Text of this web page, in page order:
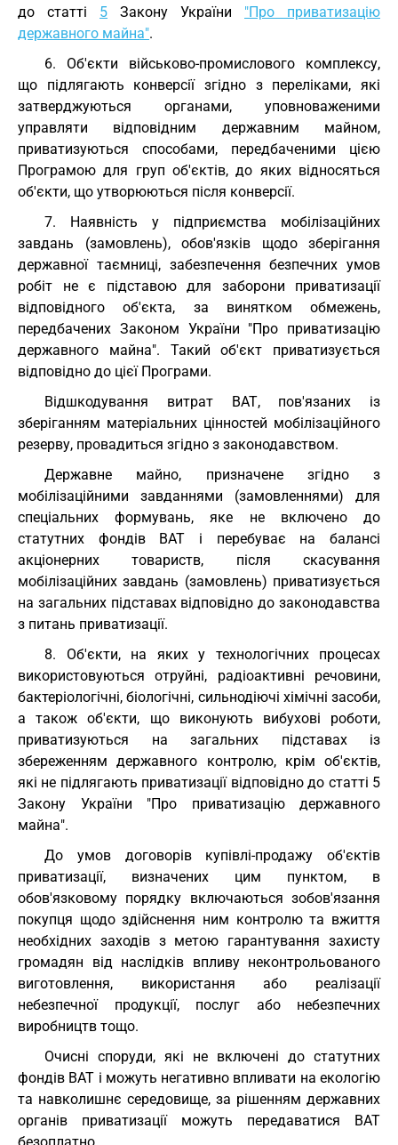
до статті 5 Закону України "Про приватизацію
державного майна".
6. Об'єкти військово-промислового комплексу,
що підлягають конверсії згідно з переліками, які
затверджуються органами, уповноваженими
управляти відповідним державним майном,
приватизуються способами, передбаченими цією
Програмою для груп об'єктів, до яких відносяться
об'єкти, що утворюються після конверсії.
7. Наявність у підприємства мобілізаційних
завдань (замовлень), обов'язків щодо зберігання
державної таємниці, забезпечення безпечних умов
робіт не є підставою для заборони приватизації
відповідного об'єкта, за винятком обмежень,
передбачених Законом України "Про приватизацію
державного майна". Такий об'єкт приватизується
відповідно до цієї Програми.
Відшкодування витрат ВАТ, пов'язаних із
зберіганням матеріальних цінностей мобілізаційного
резерву, провадиться згідно з законодавством.
Державне майно, призначене згідно з
мобілізаційними завданнями (замовленнями) для
спеціальних формувань, яке не включено до
статутних фондів ВАТ і перебуває на балансі
акціонерних товариств, після скасування
мобілізаційних завдань (замовлень) приватизується
на загальних підставах відповідно до законодавства
з питань приватизації.
8. Об'єкти, на яких у технологічних процесах
використовуються отруйні, радіоактивні речовини,
бактеріологічні, біологічні, сильнодіючі хімічні засоби,
а також об'єкти, що виконують вибухові роботи,
приватизуються на загальних підставах із
збереженням державного контролю, крім об'єктів,
які не підлягають приватизації відповідно до статті 5
Закону України "Про приватизацію державного
майна".
До умов договорів купівлі-продажу об'єктів
приватизації, визначених цим пунктом, в
обов'язковому порядку включаються зобов'язання
покупця щодо здійснення ним контролю та вжиття
необхідних заходів з метою гарантування захисту
громадян від наслідків впливу неконтрольованого
виготовлення, використання або реалізації
небезпечної продукції, послуг або небезпечних
виробництв тощо.
Очисні споруди, які не включені до статутних
фондів ВАТ і можуть негативно впливати на екологію
та навколишнє середовище, за рішенням державних
органів приватизації можуть передаватися ВАТ